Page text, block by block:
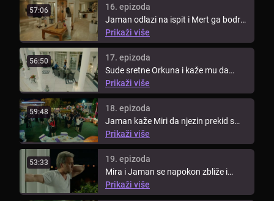
57:06
16. epizoda
Jaman odlazi na ispit i Mert ga bodri.
Selim želi reći Miri istinu o ...
Prikaži više
56:50
17. epizoda
Sude sretne Orkuna i kaže mu da
ostavi Miru. Orkun pokušava ...
Prikaži više
59:48
18. epizoda
Jaman kaže Miri da njezin prekid s
Orkunom nije bila njezina odluka i ...
Prikaži više
53:33
19. epizoda
Mira i Jaman se napokon zbliže i
priznaju si osjećaje koje imaju ...
Prikaži više